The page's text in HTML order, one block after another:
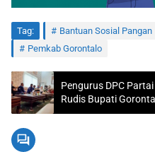
Tag: Bantuan Sosial Pangan
Pemkab Gorontalo
Pengurus DPC
Rudis Bupati